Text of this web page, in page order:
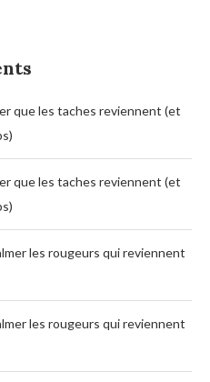
que les taches reviennent (et
que les taches reviennent (et
les rougeurs qui reviennent
les rougeurs qui reviennent